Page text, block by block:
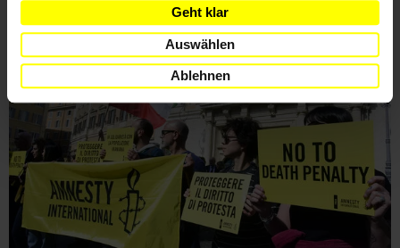
Geht klar
Auswählen
Ablehnen
Weitere Artikel